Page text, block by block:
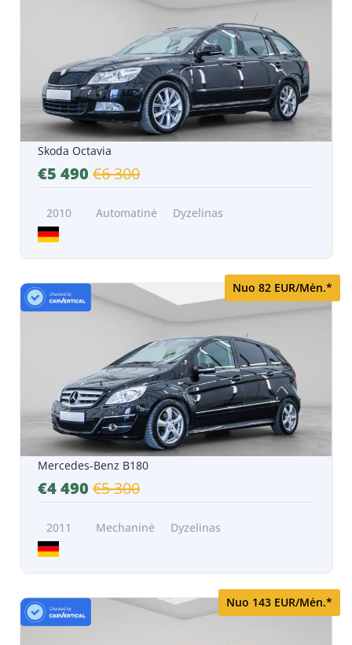
Skoda Octavia
€5 490 €6 300
2010 Automatinė Dyzelinas
Nuo 82 EUR/Mėn.*
Mercedes-Benz B180
€4 490 €5 300
2011 Mechaninė Dyzelinas
Nuo 143 EUR/Mėn.*